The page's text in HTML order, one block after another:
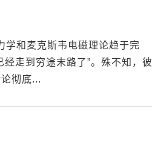
学和麦克斯韦电磁理论趋于完
走到穷途末路了”。殊不知，彼
彻底...